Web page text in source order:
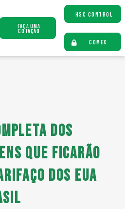
Faça uma
Cotação
HSC CONTROL
COMEX
dos
que ficarão
dos EUA